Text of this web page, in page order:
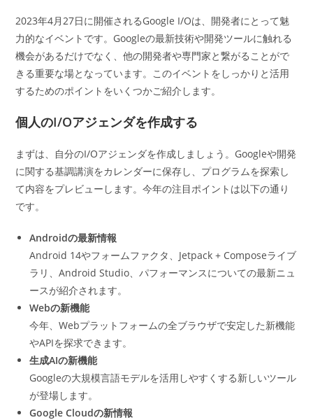
2023年4月27日に開催されるGoogle I/Oは、開発者にとって魅
力的なイベントです。Googleの最新技術や開発ツールに触れる
機会があるだけでなく、他の開発者や専門家と繋がることがで
きる重要な場となっています。このイベントをしっかりと活用
するためのポイントをいくつかご紹介します。
個人のI/Oアジェンダを作成する
まずは、自分のI/Oアジェンダを作成しましょう。Googleや開発
に関する基調講演をカレンダーに保存し、プログラムを探索し
て内容をプレビューします。今年の注目ポイントは以下の通り
です。
Androidの最新情報
Android 14やフォームファクタ、Jetpack + Composeライブ
ラリ、Android Studio、パフォーマンスについての最新ニュ
ースが紹介されます。
Webの新機能
今年、Webプラットフォームの全ブラウザで安定した新機能
やAPIを探求できます。
生成AIの新機能
Googleの大規模言語モデルを活用しやすくする新しいツール
が登場します。
Google Cloudの新情報